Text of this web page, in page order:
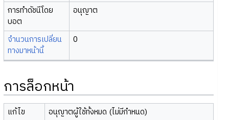
การทำดัชนีโดย
บอต
อนุญาต
จำนวนการเปลี่ยน
ทางมาหน้านี้
0
การล็อกหน้า
แก้ไข
อนุญาตผู้ใช้ทั้งหมด (ไม่มีกำหนด)